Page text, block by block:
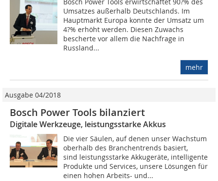
Bosch Power Tools erwirtschaftet 90?% des
Umsatzes außerhalb Deutschlands. Im
Hauptmarkt Europa konnte der Umsatz um
4?% erhöht werden. Diesen Zuwachs
bescherte vor allem die Nachfrage in
Russland...
mehr
Ausgabe 04/2018
Bosch Power Tools bilanziert
Digitale Werkzeuge, leistungsstarke Akkus
Die vier Säulen, auf denen unser Wachstum
oberhalb des Branchentrends basiert,
sind leistungsstarke Akkugeräte, intelligente
Produkte und Services, unsere Lösungen für
einen hohen Arbeits- und...